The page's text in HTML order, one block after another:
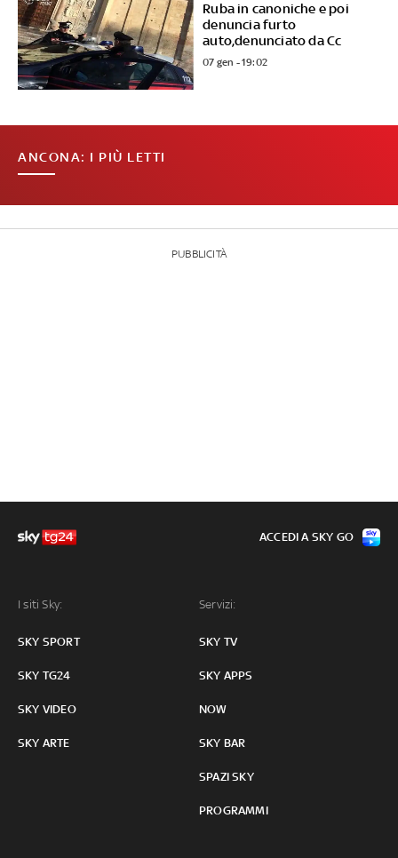
Ruba in canoniche e poi
denuncia furto
auto,denunciato da Cc
07 gen - 19:02
ANCONA: I PIÙ LETTI
PUBBLICITÀ
I siti Sky:
SKY SPORT
SKY TG24
SKY VIDEO
SKY ARTE
Servizi:
SKY TV
SKY APPS
NOW
SKY BAR
SPAZI SKY
PROGRAMMI
ACCEDI A SKY GO